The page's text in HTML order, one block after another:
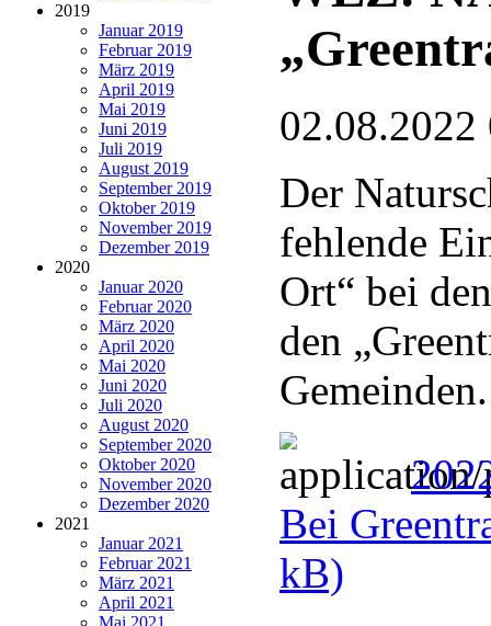
2019
Januar 2019
Februar 2019
März 2019
April 2019
Mai 2019
Juni 2019
Juli 2019
August 2019
September 2019
Oktober 2019
November 2019
Dezember 2019
2020
Januar 2020
Februar 2020
März 2020
April 2020
Mai 2020
Juni 2020
Juli 2020
August 2020
September 2020
Oktober 2020
November 2020
Dezember 2020
2021
Januar 2021
Februar 2021
März 2021
April 2021
Mai 2021
02.08.2022
Der
fehlende
Ort“ bei
den
Gemeinden.
Bei
kB)